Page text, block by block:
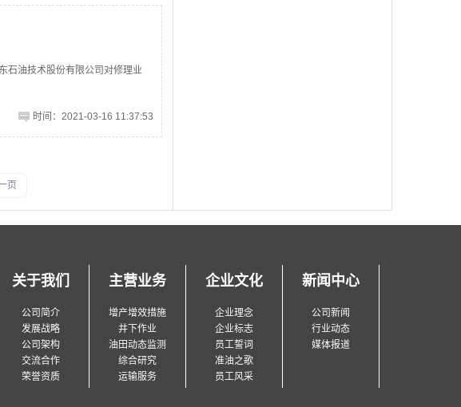
石油技术股份有限公司对修理业
时间：2021-03-16 11:37:53
页
关于我们
公司简介
发展战略
公司架构
交流合作
荣誉资质
主营业务
增产增效措施
井下作业
油田动态监测
综合研究
运输服务
企业文化
企业理念
企业标志
员工誓词
准油之歌
员工风采
新闻中心
公司新闻
行业动态
媒体报道